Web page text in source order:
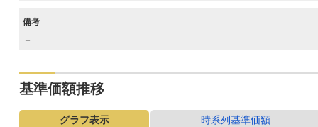
備考
－
基準価額推移
グラフ表示 時系列基準価額